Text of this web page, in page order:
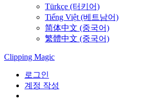
Türkçe (터키어)
Tiếng Việt (베트남어)
简体中文 (중국어)
繁體中文 (중국어)
Clipping Magic
로그인
계정 작성